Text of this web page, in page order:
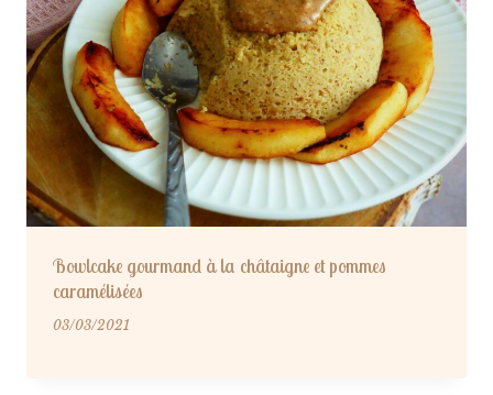
Bowlcake gourmand à la châtaigne et pommes
caramélisées
03/03/2021